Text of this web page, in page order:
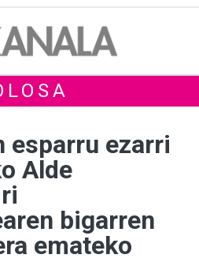
esparru ezarri
Alde
bigarren
emateko